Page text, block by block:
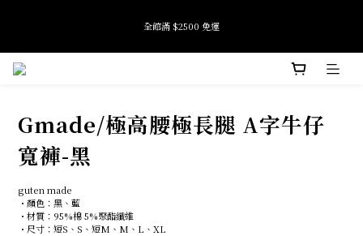
1
3
2
1
0
日
1
0
2
1
時
:
8
2
1
5
4
分
:
9
3
2
9
3
2
秒
SEE MORE
Gmade/極高腰極長腿 A字牛仔
寬褲-黑
guten made
・顏色：黑、藍
・材質：95%棉 5%聚酯纖維
・尺寸：短S、S、短M、M、L、XL